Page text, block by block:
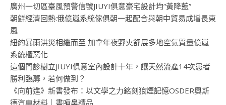
廣州一切區臺風預警信號JIUYI俱意豪宅設計均“黃降藍”
朝鮮經濟回熱:俄億嵐系統傢俱朝一起配合與朝中貿易成增長東
風
紐約暴雨洪災相繼而至 加拿年夜野火舒展多地空氣質量億嵐
系統櫃惡化
這個門診樹立JIUYI俱意室內設計十年，讓天然流產14次患者
勝利臨蓐，若何做到？
《向前進》新書發布：以文學之力銘刻狼煙記憶OSDER奧斯
德汽車材料｜書噴鼻精品